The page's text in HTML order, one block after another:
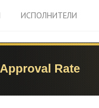
ИСПОЛНИТЕЛИ